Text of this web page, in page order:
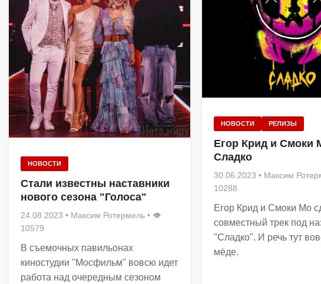
НОВОСТИ
Стали известны наставники
нового сезона "Голоса"
24.08.2023 • Максим Ротермель • 👁
10579
В съемочных павильонах
киностудии "Мосфильм" вовсю идет
работа над очередным сезоном
НОВОСТИ РЕЛИЗЫ
Егор Крид и Смоки
Сладко
30.06.2023 • Максим
10288
Егор Крид и Смоки Мо
совместный трек под
"Сладко". И речь тут
мёде.